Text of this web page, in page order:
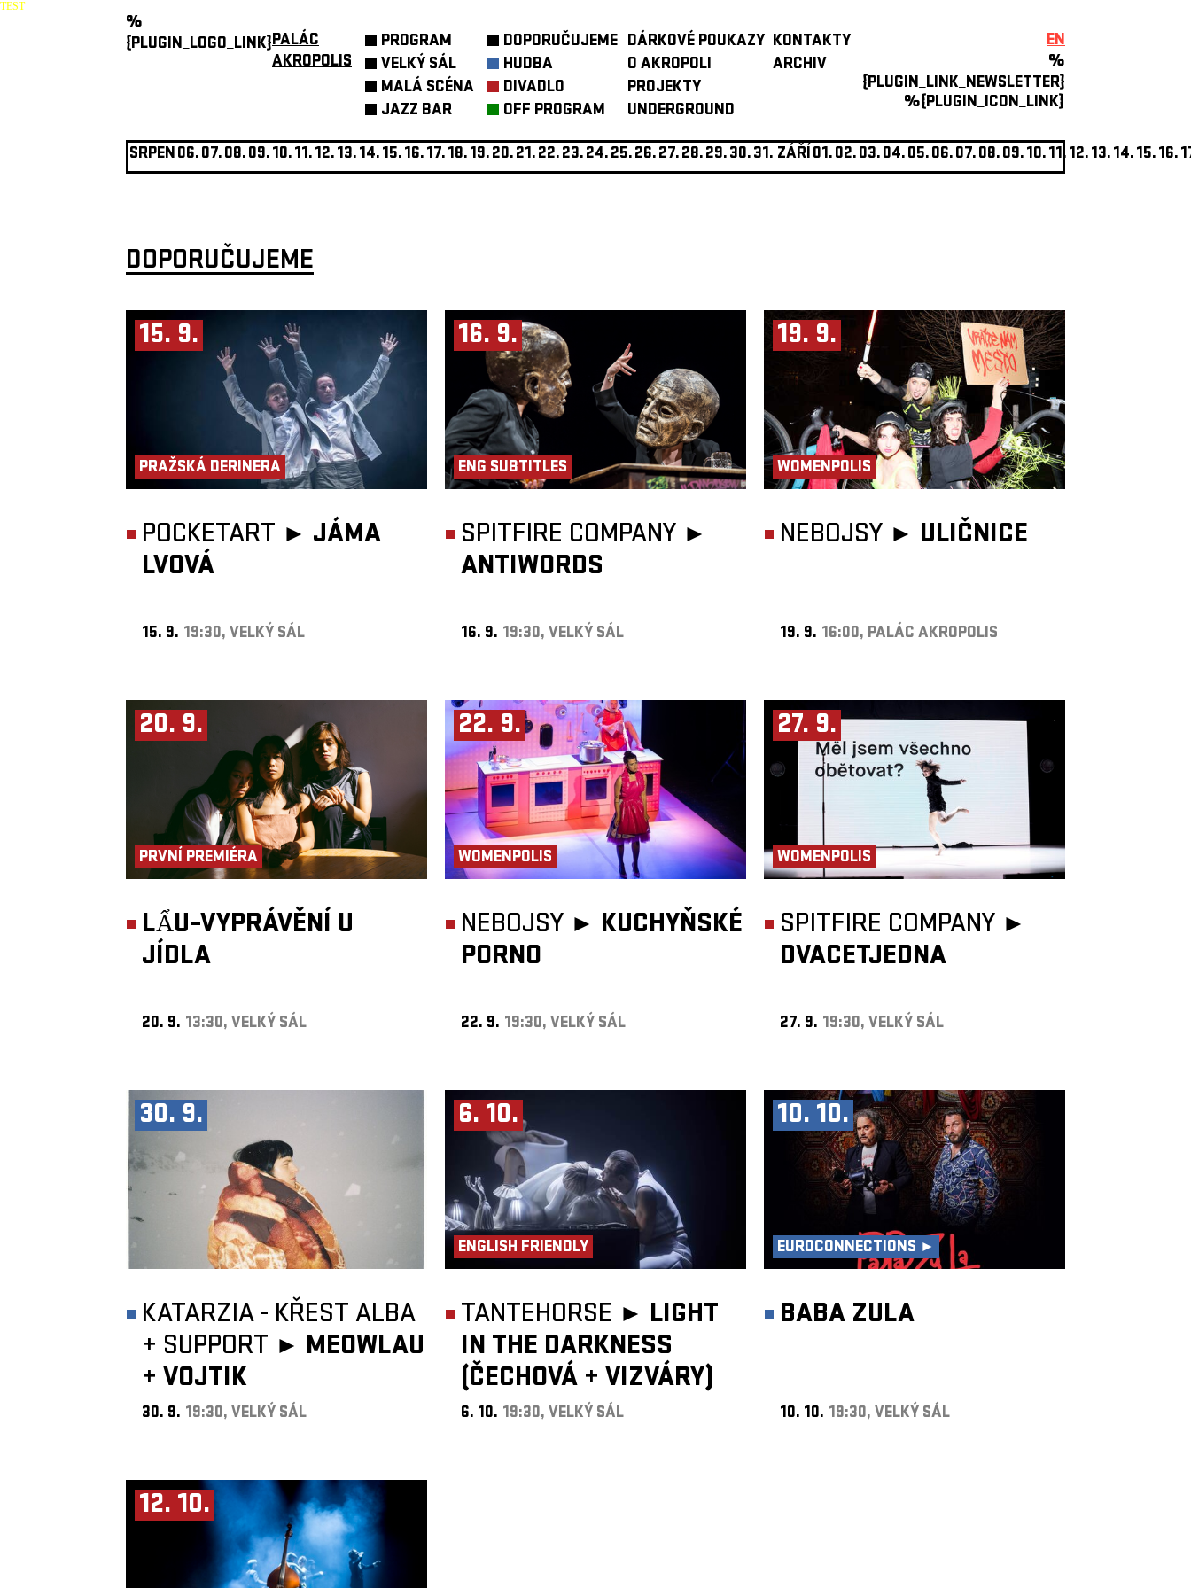
TEST
%
{PLUGIN_LOGO_LINK}PALÁC
AKROPOLIS
PROGRAM
VELKÝ SÁL
MALÁ SCÉNA
JAZZ BAR
DOPORUČUJEME
HUDBA
DIVADLO
OFF PROGRAM
DÁRKOVÉ POUKAZY
O AKROPOLI
PROJEKTY
UNDERGROUND
KONTAKTY
ARCHIV
EN
%
{PLUGIN_LINK_NEWSLETTER}
%{PLUGIN_ICON_LINK}
SRPEN06.07.08.09.10.11.12.13.14.15.16.17.18.19.20.21.22.23.24.25.26.27.28.29.30.31. ZÁŘÍ01.02.03.04.05.06.07.08.09.10.11.12.13.14.15.16.
DOPORUČUJEME
15. 9.
PRAŽSKÁ DERINERA
POCKETART ► JÁMA
LVOVÁ
15. 9. 19:30, VELKÝ SÁL
16. 9.
ENG SUBTITLES
SPITFIRE COMPANY ►
ANTIWORDS
16. 9. 19:30, VELKÝ SÁL
19. 9.
WOMENPOLIS
NEBOJSY ► ULIČNICE
19. 9. 16:00, PALÁC AKROPOLIS
20. 9.
PRVNÍ PREMIÉRA
LẨU–VYPRÁVĚNÍ U
JÍDLA
20. 9. 13:30, VELKÝ SÁL
22. 9.
WOMENPOLIS
NEBOJSY ► KUCHYŇSKÉ
PORNO
22. 9. 19:30, VELKÝ SÁL
27. 9.
WOMENPOLIS
SPITFIRE COMPANY ►
DVACETJEDNA
27. 9. 19:30, VELKÝ SÁL
30. 9.
KATARZIA - KŘEST ALBA
+ SUPPORT ► MEOWLAU
+ VOJTIK
30. 9. 19:30, VELKÝ SÁL
6. 10.
ENGLISH FRIENDLY
TANTEHORSE ► LIGHT
IN THE DARKNESS
(ČECHOVÁ + VIZVÁRY)
6. 10. 19:30, VELKÝ SÁL
10. 10.
EUROCONNECTIONS ►
BABA ZULA
10. 10. 19:30, VELKÝ SÁL
12. 10.